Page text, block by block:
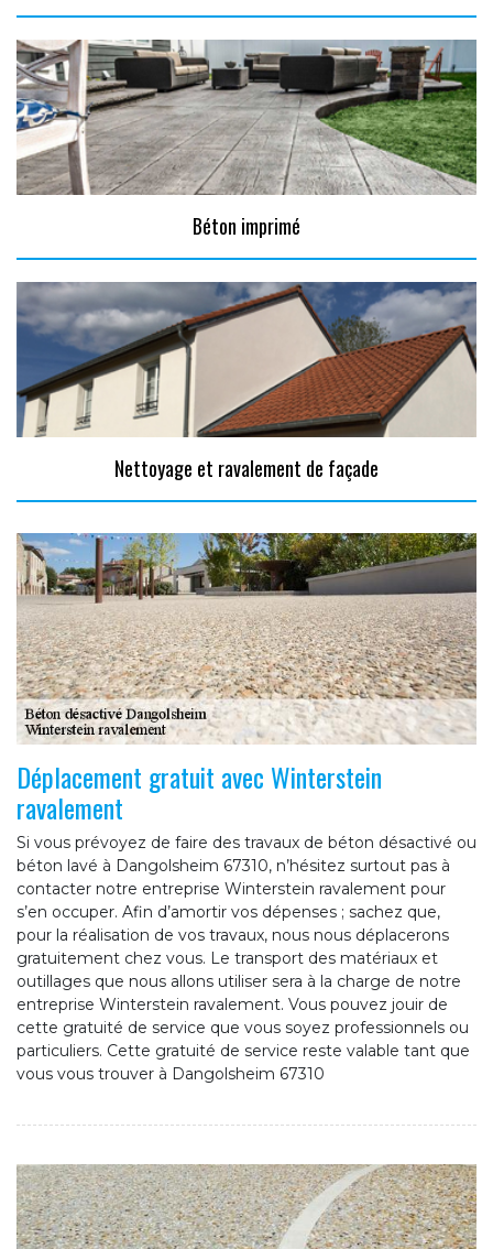
Béton imprimé
Nettoyage et ravalement de façade
Déplacement gratuit avec Winterstein
ravalement
Si vous prévoyez de faire des travaux de béton désactivé ou
béton lavé à Dangolsheim 67310, n’hésitez surtout pas à
contacter notre entreprise Winterstein ravalement pour
s’en occuper. Afin d’amortir vos dépenses ; sachez que,
pour la réalisation de vos travaux, nous nous déplacerons
gratuitement chez vous. Le transport des matériaux et
outillages que nous allons utiliser sera à la charge de notre
entreprise Winterstein ravalement. Vous pouvez jouir de
cette gratuité de service que vous soyez professionnels ou
particuliers. Cette gratuité de service reste valable tant que
vous vous trouver à Dangolsheim 67310